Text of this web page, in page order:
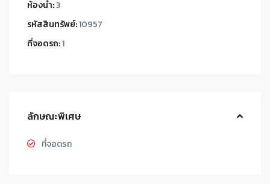
ห้องน้ำ:3
รหัสสินทรัพย์:10957
ที่จอดรถ:1
ลักษณะพิเศษ
ที่จอดรถ